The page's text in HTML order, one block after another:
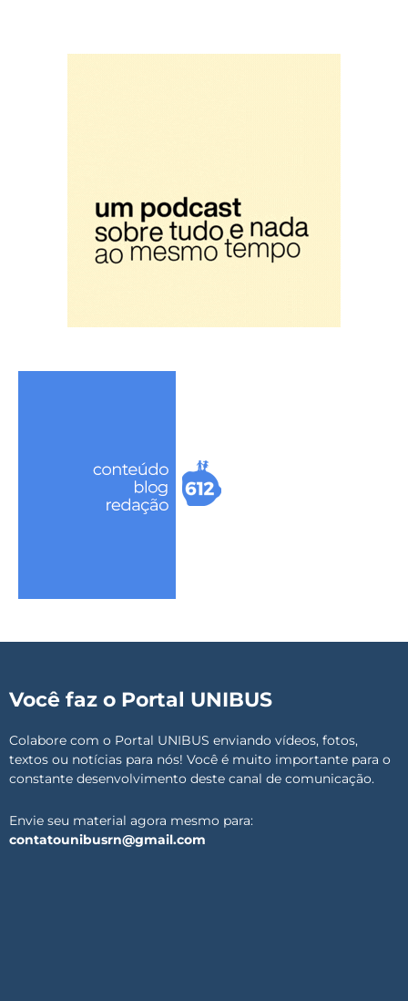
Você faz o Portal UNIBUS
Colabore com o Portal UNIBUS enviando vídeos, fotos,
textos ou notícias para nós! Você é muito importante para o
constante desenvolvimento deste canal de comunicação.
Envie seu material agora mesmo para:
contatounibusrn@gmail.com